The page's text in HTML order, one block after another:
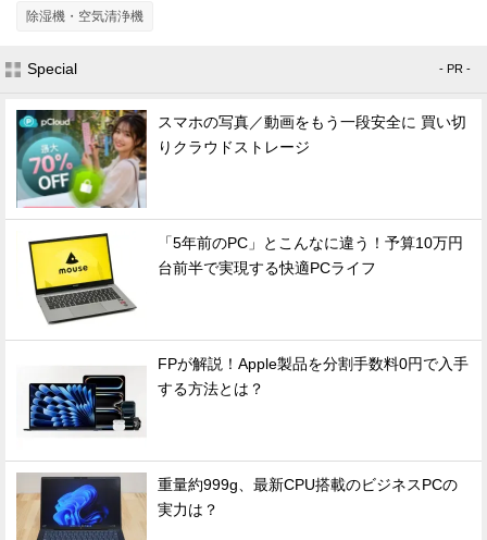
除湿機・空気清浄機
Special - PR -
スマホの写真／動画をもう一段安全に 買い切
りクラウドストレージ
「5年前のPC」とこんなに違う！予算10万円
台前半で実現する快適PCライフ
FPが解説！Apple製品を分割手数料0円で入手
する方法とは？
重量約999g、最新CPU搭載のビジネスPCの
実力は？